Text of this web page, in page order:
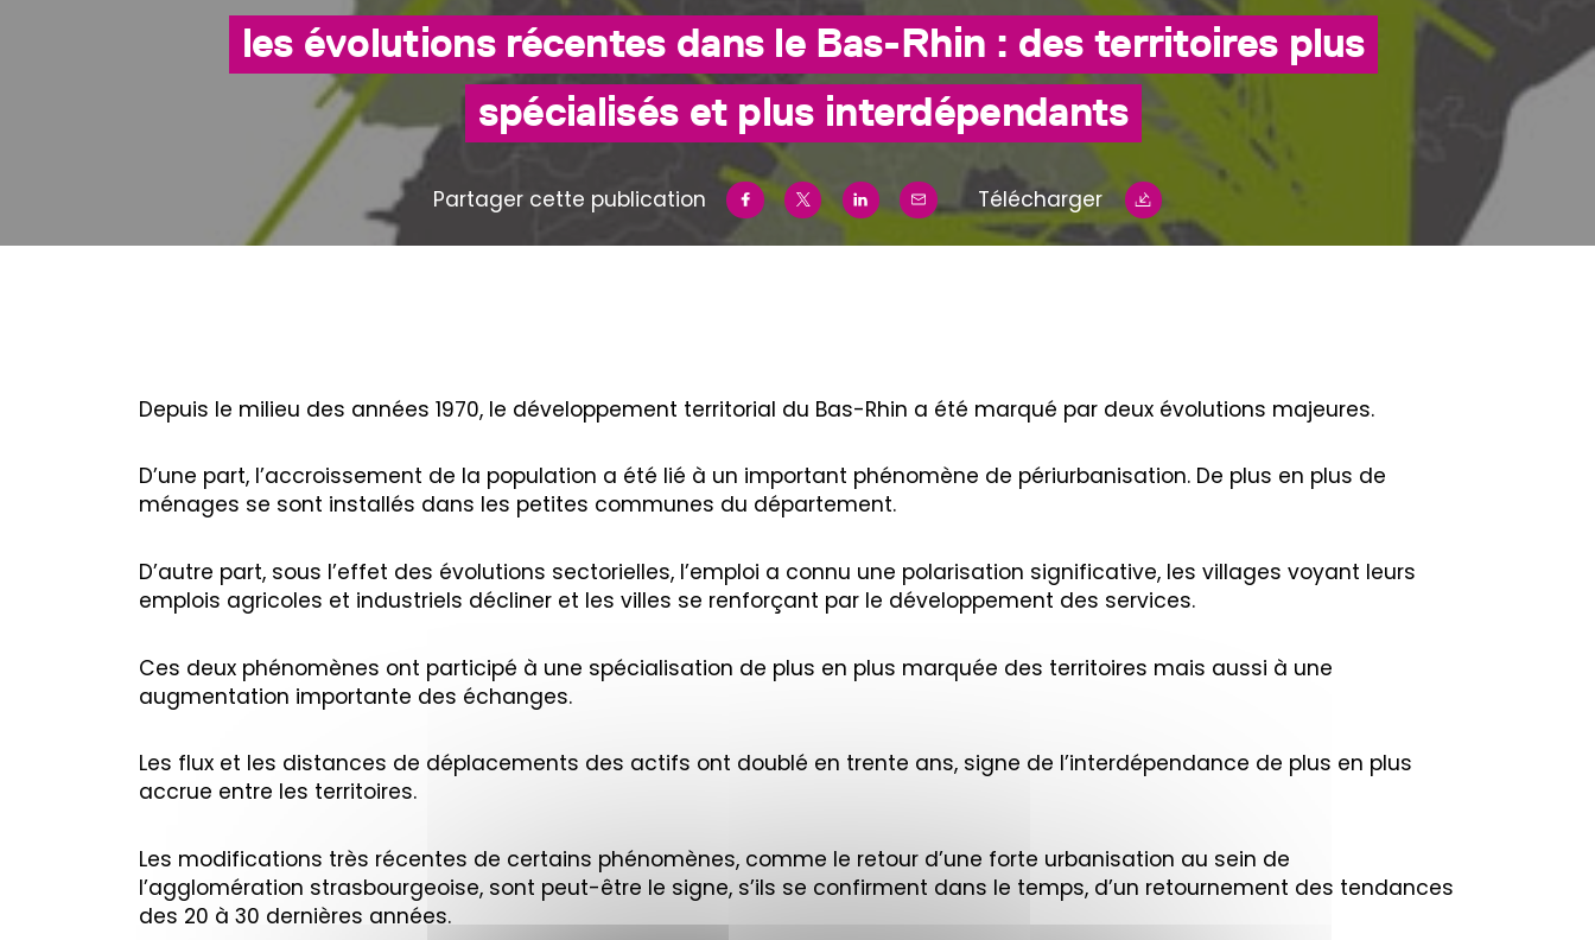
les évolutions récentes dans le Bas-Rhin : des territoires plus
spécialisés et plus interdépendants
Partager cette publication Télécharger
Depuis le milieu des années 1970, le développement territorial du Bas-Rhin a été marqué par deux évolutions majeures.
D’une part, l’accroissement de la population a été lié à un important phénomène de périurbanisation. De plus en plus de
ménages se sont installés dans les petites communes du département.
D’autre part, sous l’effet des évolutions sectorielles, l’emploi a connu une polarisation significative, les villages voyant leurs
emplois agricoles et industriels décliner et les villes se renforçant par le développement des services.
Ces deux phénomènes ont participé à une spécialisation de plus en plus marquée des territoires mais aussi à une
augmentation importante des échanges.
Les flux et les distances de déplacements des actifs ont doublé en trente ans, signe de l’interdépendance de plus en plus
accrue entre les territoires.
Les modifications très récentes de certains phénomènes, comme le retour d’une forte urbanisation au sein de
l’agglomération strasbourgeoise, sont peut-être le signe, s’ils se confirment dans le temps, d’un retournement des tendances
des 20 à 30 dernières années.